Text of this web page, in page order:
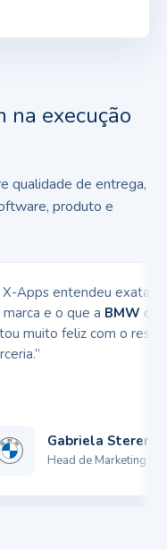
na execução
qualidade de entrega,
produto e
Apps entendeu
e o que aBMWqueria
muito feliz com o
Gabriela Sterenberg
Head de Marketing